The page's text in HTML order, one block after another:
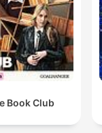
Book Club